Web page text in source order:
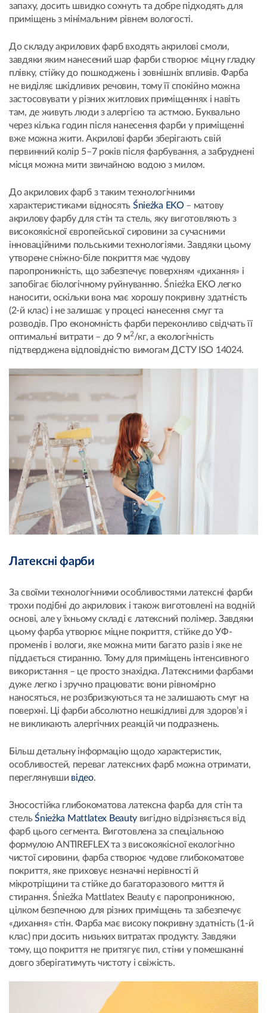
запаху, досить швидко сохнуть та добре підходять для
приміщень з мінімальним рівнем вологості.
До складу акрилових фарб входять акрилові смоли,
завдяки яким нанесений шар фарби створює міцну гладку
плівку, стійку до пошкоджень і зовнішніх впливів. Фарба
не виділяє шкідливих речовин, тому її спокійно можна
застосовувати у різних житлових приміщеннях і навіть
там, де живуть люди з алергією та астмою. Буквально
через кілька годин після нанесення фарби у приміщенні
вже можна жити. Акрилові фарби зберігають свій
первинний колір 5–7 років після фарбування, а забруднені
місця можна мити звичайною водою з милом.
До акрилових фарб з таким технологічними
характеристиками відносять Śnieżka EKO – матову
акрилову фарбу для стін та стель, яку виготовляють з
високоякісної європейської сировини за сучасними
інноваційними польськими технологіями. Завдяки цьому
утворене сніжно-біле покриття має чудову
паропроникність, що забезпечує поверхням «дихання» і
запобігає біологічному руйнуванню. Śnieżka EKO легко
наносити, оскільки вона має хорошу покривну здатність
(2-й клас) і не залишає у процесі нанесення смуг та
розводів. Про економність фарби переконливо свідчать її
оптимальні витрати – до 9 м2/кг, а екологічність
підтверджена відповідністю вимогам ДСТУ ISO 14024.
Латексні фарби
За своїми технологічними особливостями латексні фарби
трохи подібні до акрилових і також виготовлені на водній
основі, але у їхньому складі є латексний полімер. Завдяки
цьому фарба утворює міцне покриття, стійке до УФ-
променів і вологи, яке можна мити багато разів і яке не
піддається стиранню. Тому для приміщень інтенсивного
використання – це просто знахідка. Латексними фарбами
дуже легко і зручно працювати: вони рівномірно
наносяться, не розбризкуються та не залишають смуг на
поверхні. Ці фарби абсолютно нешкідливі для здоров’я і
не викликають алергічних реакцій чи подразнень.
Більш детальну інформацію щодо характеристик,
особливостей, переваг латексних фарб можна отримати,
переглянувши відео.
Зносостійка глибокоматова латексна фарба для стін та
стельŚnieżka Mattlatex Beauty вигідно відрізняється від
фарб цього сегмента. Виготовлена за спеціальною
формулою ANTIREFLEX та з високоякісної екологічно
чистої сировини, фарба створює чудове глибокоматове
покриття, яке приховує незначні нерівності й
мікротріщини та стійке до багаторазового миття й
стирання. Śnieżka Mattlatex Beauty є паропроникною,
цілком безпечною для різних приміщень та забезпечує
«дихання» стін. Фарба має високу покривну здатність (1-й
клас) при досить низьких витратах продукту. Завдяки
тому, що покриття не притягує пил, стіни у помешканні
довго зберігатимуть чистоту і свіжість.